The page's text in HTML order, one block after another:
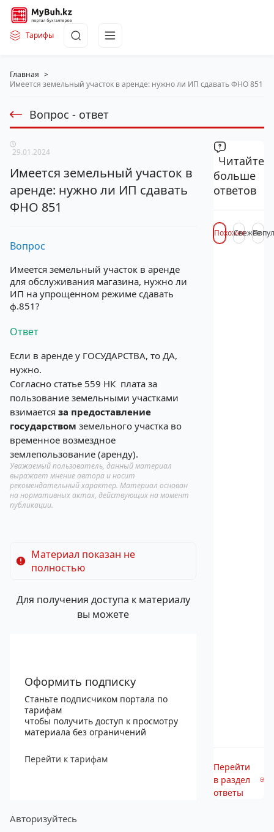
Тарифы
Главная >
Имеется земельный участок в аренде: нужно ли ИП сдавать ФНО 851
Вопрос - ответ
29.01.2024
Имеется земельный участок в
аренде: нужно ли ИП сдавать
ФНО 851
Вопрос
Имеется земельный участок в аренде
для обслуживания магазина, нужно ли
ИП на упрощенном режиме сдавать
ф.851?
Ответ
Если в аренде у ГОСУДАРСТВА, то ДА,
нужно.
Согласно статье 559 НК плата за
пользование земельными участками
взимается за предоставление
государством земельного участка во
временное возмездное
землепользование (аренду).
Уважаемый пользователь, данный материал
выражает мнение автора и носит
рекомендательный характер. Материал основан
на нормативных актах, действующих на момент
публикации.
Материал показан не
полностью
Для получения доступа к материалу
вы можете
Оформить подписку
Станьте подписчиком портала по
тарифам
чтобы получить доступ к просмотру
материала без ограничений
Перейти к тарифам
Авторизуйтесь
Читайте
больше
ответов
ПохожееСвежее
Перейти
в раздел
ответы